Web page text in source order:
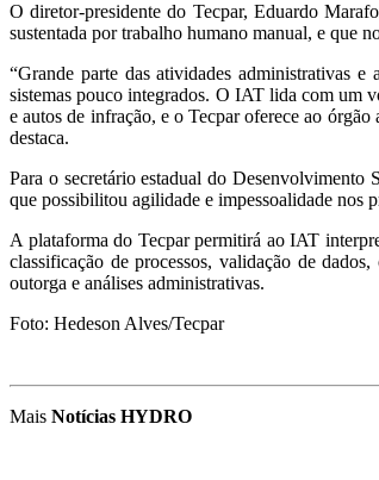
O diretor-presidente do Tecpar, Eduardo
sustentada por trabalho humano manual, e que
“Grande parte das atividades administrativas
sistemas pouco integrados. O IAT lida com um
e autos de infração, e o Tecpar oferece ao
destaca.
Para o secretário estadual do
que possibilitou agilidade e impessoalidade nos
A plataforma do Tecpar permitirá ao IAT
classificação de processos, validação de
outorga e análises administrativas.
Foto: Hedeson Alves/Tecpar
Mais Notícias HYDRO